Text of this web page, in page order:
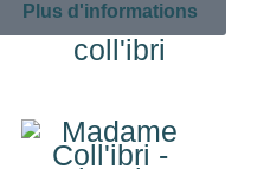
Plus d'informations